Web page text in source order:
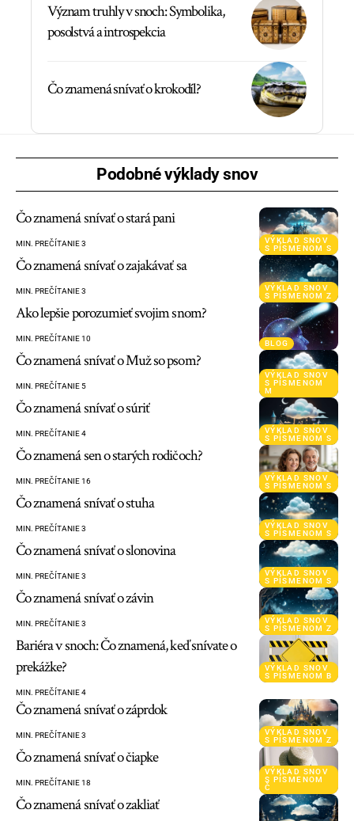
Význam truhly v snoch: Symbolika,
posolstvá a introspekcia
Čo znamená snívať o krokodíl?
Podobné výklady snov
VÝKLAD SNOV
S PÍSMENOM S
Čo znamená snívať o stará pani
MIN. PREČÍTANIE 3
VÝKLAD SNOV
S PÍSMENOM Z
Čo znamená snívať o zajakávať sa
MIN. PREČÍTANIE 3
BLOG
Ako lepšie porozumieť svojim snom?
MIN. PREČÍTANIE 10
VÝKLAD SNOV
S PÍSMENOM
M
Čo znamená snívať o Muž so psom?
MIN. PREČÍTANIE 5
VÝKLAD SNOV
S PÍSMENOM S
Čo znamená snívať o súriť
MIN. PREČÍTANIE 4
VÝKLAD SNOV
S PÍSMENOM S
Čo znamená sen o starých rodičoch?
MIN. PREČÍTANIE 16
VÝKLAD SNOV
S PÍSMENOM S
Čo znamená snívať o stuha
MIN. PREČÍTANIE 3
VÝKLAD SNOV
S PÍSMENOM S
Čo znamená snívať o slonovina
MIN. PREČÍTANIE 3
VÝKLAD SNOV
S PÍSMENOM Z
Čo znamená snívať o závin
MIN. PREČÍTANIE 3
VÝKLAD SNOV
S PÍSMENOM B
Bariéra v snoch: Čo znamená, keď snívate o
prekážke?
MIN. PREČÍTANIE 4
VÝKLAD SNOV
S PÍSMENOM Z
Čo znamená snívať o záprdok
MIN. PREČÍTANIE 3
VÝKLAD SNOV
S PÍSMENOM
Č
Čo znamená snívať o čiapke
MIN. PREČÍTANIE 18
Čo znamená snívať o zakliať